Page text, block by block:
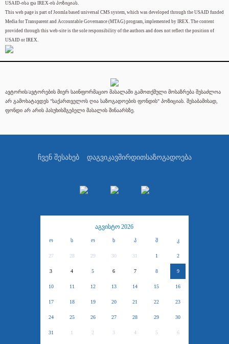
USAID-ისა და IREX-ის პოზიციას.
This web page is part of Joomla based universal CMS system, which was developed through the USAID funded
Media for Transparent and Accountable Governance (MTAG) program, implemented by IREX. The content
provided through this web-site is the sole responsibility of the authors and does not reflect the position of
USAID or IREX.
ავტორის/ავტორების მიერ საინფორმაციო მასალაში გამოთქმული მოსაზრება შესაძლოა
არ გამოხატავდეს "საქართველოს ღია საზოგადოების ფონდის" პოზიციას. შესაბამისად,
ფონდი არ არის პასუხისმგებელი მასალის შინაარსზე.
ჩვენ შესახებ დაგვიკავშირდითსაზოგადოება
აგვისტო 2026
ო ს ო ხ პ შ კ
27 28 29 30 31 1 2
3 4 5 6 7 8 9
10 11 12 13 14 15 16
17 18 19 20 21 22 23
24 25 26 27 28 29 30
31 1 2 3 4 5 6